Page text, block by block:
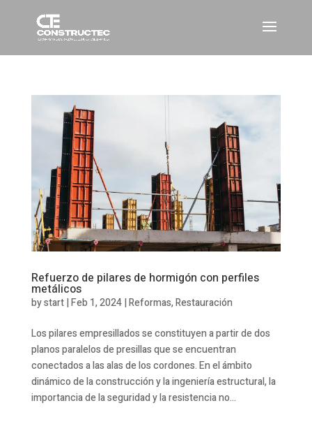
Refuerzo de pilares de hormigón con perfiles
metálicos
bystart|Feb 1, 2024|Reformas,Restauración
Los pilares empresillados se constituyen a partir de dos
planos paralelos de presillas que se encuentran
conectados a las alas de los cordones. En el ámbito
dinámico de la construcción y la ingeniería estructural, la
importancia de la seguridad y la resistencia no...